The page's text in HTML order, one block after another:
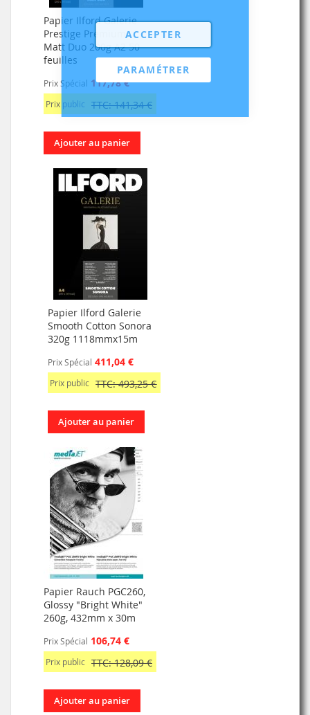
ACCEPTER
PARAMÉTRER
Papier Ilford Galerie
Prestige Premium
Matt Duo 200g A2 50
feuilles
Prix Spécial 117,78 €
Prix public TTC: 141,34 €
Ajouter au panier
Papier Ilford Galerie
Smooth Cotton Sonora
320g 1118mmx15m
Prix Spécial 411,04 €
Prix public TTC: 493,25 €
Ajouter au panier
Papier Rauch PGC260,
Glossy "Bright White"
260g, 432mm x 30m
Prix Spécial 106,74 €
Prix public TTC: 128,09 €
Ajouter au panier